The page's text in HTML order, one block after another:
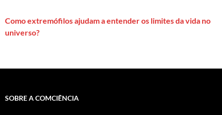
Como extremófilos ajudam a entender os limites da vida no
universo?
SOBRE A COMCIÊNCIA